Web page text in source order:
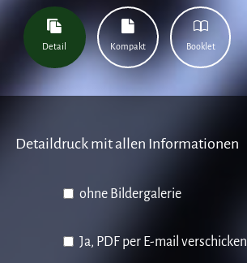
Detail Kompakt Booklet
Detaildruck mit allen Informationen
ohne Bildergalerie
Ja, PDF per E-mail verschicken